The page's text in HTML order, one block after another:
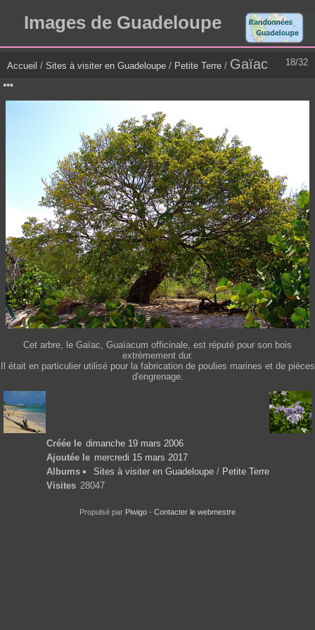
Images de Guadeloupe
18/32
Accueil / Sites à visiter en Guadeloupe / Petite Terre / Gaïac
Cet arbre, le Gaïac, Guaïacum officinale, est réputé pour son bois
extrèmement dur.
Il était en particulier utilisé pour la fabrication de poulies marines et de pièces
d'engrenage.
Créée le dimanche 19 mars 2006
Ajoutée le mercredi 15 mars 2017
Albums
Sites à visiter en Guadeloupe / Petite Terre
Visites 28047
Propulsé par Piwigo - Contacter le webmestre